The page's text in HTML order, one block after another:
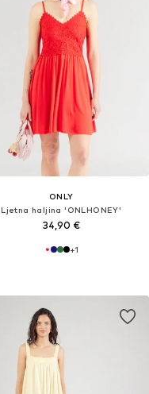
ONLY
Ljetna haljina 'ONLHONEY'
34,90 €
+1